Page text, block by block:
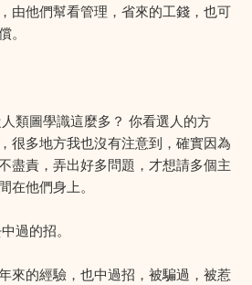
由他們幫看管理，省來的工錢，也可
類圖學識這麼多？ 你看選人的方
很多地方我也沒有注意到，確實因為
盡責，弄出好多問題，才想請多個主
在他們身上。
過的招。
來的經驗，也中過招，被騙過，被惹